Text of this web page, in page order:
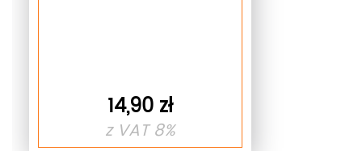
14,90 zł
z VAT 8%